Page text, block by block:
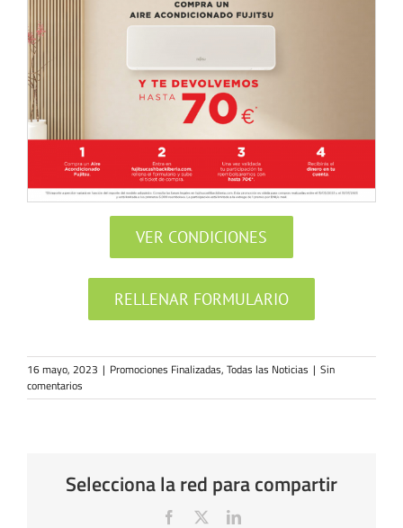
VER CONDICIONES
RELLENAR FORMULARIO
16 mayo, 2023 | Promociones Finalizadas, Todas las Noticias | Sin
comentarios
Selecciona la red para compartir
Facebook LinkedIn